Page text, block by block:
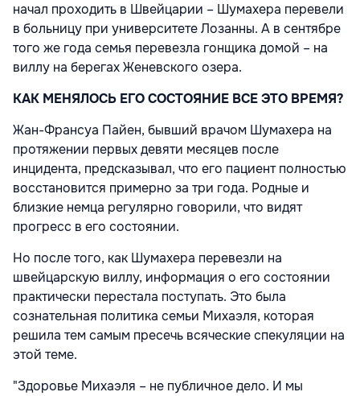
начал проходить в Швейцарии – Шумахера перевели
в больницу при университете Лозанны. А в сентябре
того же года семья перевезла гонщика домой – на
виллу на берегах Женевского озера.
КАК МЕНЯЛОСЬ ЕГО СОСТОЯНИЕ ВСЕ ЭТО ВРЕМЯ?
Жан-Франсуа Пайен, бывший врачом Шумахера на
протяжении первых девяти месяцев после
инцидента, предсказывал, что его пациент полностью
восстановится примерно за три года. Родные и
близкие немца регулярно говорили, что видят
прогресс в его состоянии.
Но после того, как Шумахера перевезли на
швейцарскую виллу, информация о его состоянии
практически перестала поступать. Это была
сознательная политика семьи Михаэля, которая
решила тем самым пресечь всяческие спекуляции на
этой теме.
"Здоровье Михаэля – не публичное дело. И мы